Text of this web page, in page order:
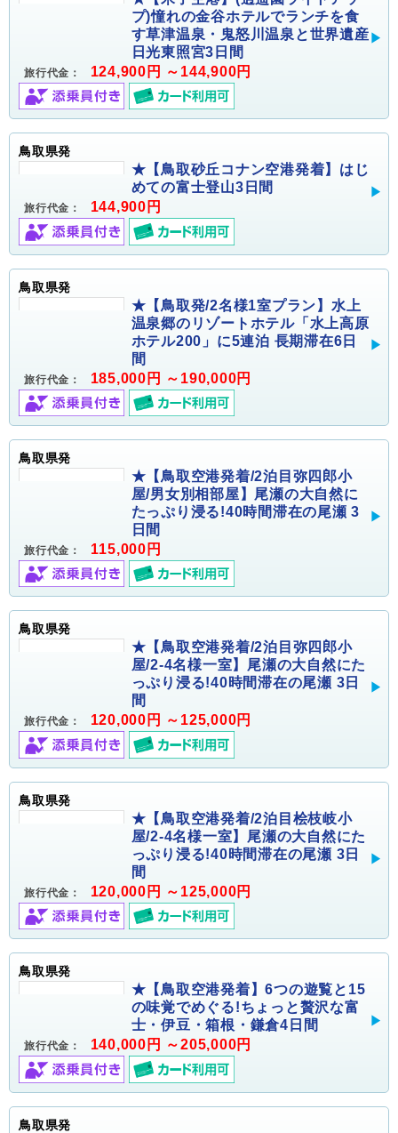
プ)憧れの金谷ホテルでランチを食
す草津温泉・鬼怒川温泉と世界遺産
日光東照宮3日間
旅行代金： 124,900円 ～144,900円
鳥取県発
★【鳥取砂丘コナン空港発着】はじ
めての富士登山3日間
旅行代金： 144,900円
鳥取県発
★【鳥取発/2名様1室プラン】水上
温泉郷のリゾートホテル「水上高原
ホテル200」に5連泊 長期滞在6日
間
旅行代金： 185,000円 ～190,000円
鳥取県発
★【鳥取空港発着/2泊目弥四郎小
屋/男女別相部屋】尾瀬の大自然に
たっぷり浸る!40時間滞在の尾瀬 3
日間
旅行代金： 115,000円
鳥取県発
★【鳥取空港発着/2泊目弥四郎小
屋/2-4名様一室】尾瀬の大自然にた
っぷり浸る!40時間滞在の尾瀬 3日
間
旅行代金： 120,000円 ～125,000円
鳥取県発
★【鳥取空港発着/2泊目桧枝岐小
屋/2-4名様一室】尾瀬の大自然にた
っぷり浸る!40時間滞在の尾瀬 3日
間
旅行代金： 120,000円 ～125,000円
鳥取県発
★【鳥取空港発着】6つの遊覧と15
の味覚でめぐる!ちょっと贅沢な富
士・伊豆・箱根・鎌倉4日間
旅行代金： 140,000円 ～205,000円
鳥取県発